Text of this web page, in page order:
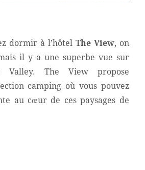
dormir à l’hôtel The View, on
il y a une superbe vue sur
Valley. The View propose
camping où vous pouvez
au cœur de ces paysages de